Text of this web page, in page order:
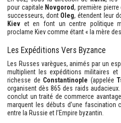
pour capitale Novgorod, première
successeurs, dont Oleg, étendent leur
Kiev et en font un centre politique
proclame Kiev comme étant « la mère
Les Expéditions Vers Byzance
Les Russes varègues, animés par un
multiplient les expéditions militaires
richesse de Constantinople (appelée
organisent dès 865 des raids audacieux.
conclut un traité de commerce
marquent les débuts d’une fascination
entre la Russie et l’Empire byzantin.